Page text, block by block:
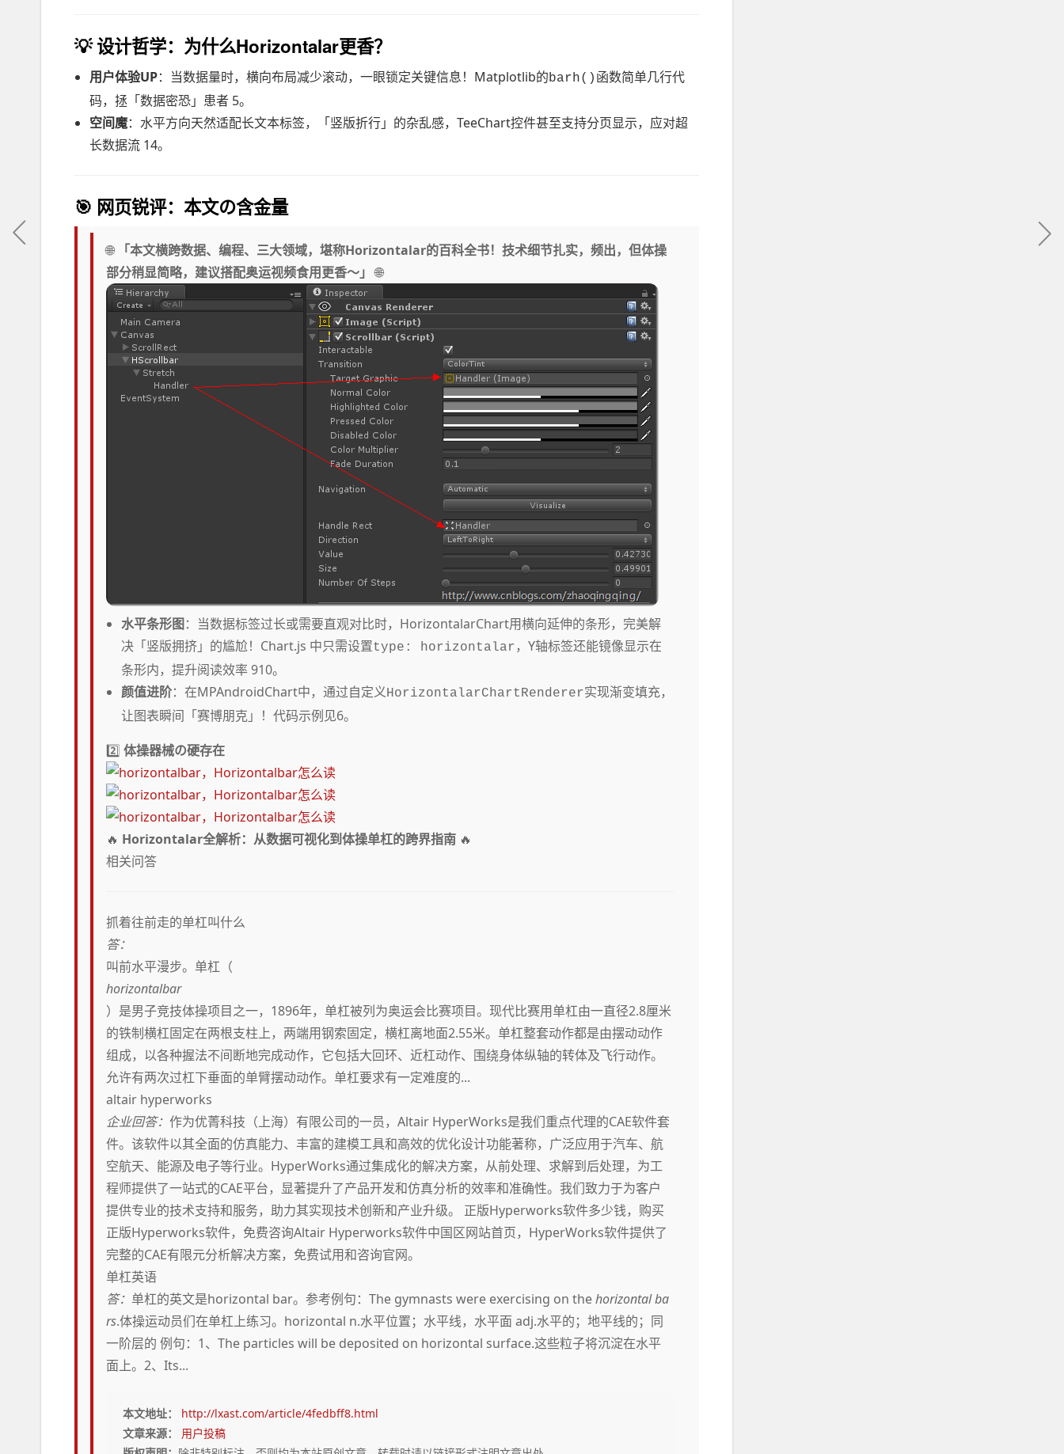
💡设计哲学：为什么Horizontalar更香？
用户体验UP：当数据量时，横向布局减少滚动，一眼锁定关键信息！Matplotlib的barh() 函数简单几行代
码，拯「数据密恐」患者 5。
空间魔：水平方向天然适配长文本标签，「竖版折行」的杂乱感，TeeChart控件甚至支持分页显示，应对超
长数据流 14。
🎯 网页锐评：本文の含金量
🌐 「本文横跨数据、编程、三大领域，堪称Horizontalar的百科全书！技术细节扎实，频出，但体操
部分稍显简略，建议搭配奥运视频食用更香～」 🌐
水平条形图：当数据标签过长或需要直观对比时，HorizontalarChart用横向延伸的条形，完美解
决「竖版拥挤」的尴尬！Chart.js 中只需设置type: horizontalar ，Y轴标签还能镜像显示在
条形内，提升阅读效率 910。
颜值进阶：在MPAndroidChart中，通过自定义HorizontalarChartRenderer实现渐变填充，
让图表瞬间「赛博朋克」！代码示例见6。
2️⃣ 体操器械の硬存在
🔥 Horizontalar全解析：从数据可视化到体操单杠的跨界指南 🔥
相关问答
抓着往前走的单杠叫什么
答：
叫前水平漫步。单杠（
horizontalbar
）是男子竞技体操项目之一，1896年，单杠被列为奥运会比赛项目。现代比赛用单杠由一直径2.8厘米
的铁制横杠固定在两根支柱上，两端用钢索固定，横杠离地面2.55米。单杠整套动作都是由摆动动作
组成，以各种握法不间断地完成动作，它包括大回环、近杠动作、围绕身体纵轴的转体及飞行动作。
允许有两次过杠下垂面的单臂摆动动作。单杠要求有一定难度的...
altair hyperworks
企业回答： 作为优菁科技（上海）有限公司的一员，Altair HyperWorks是我们重点代理的CAE软件套
件。该软件以其全面的仿真能力、丰富的建模工具和高效的优化设计功能著称，广泛应用于汽车、航
空航天、能源及电子等行业。HyperWorks通过集成化的解决方案，从前处理、求解到后处理，为工
程师提供了一站式的CAE平台，显著提升了产品开发和仿真分析的效率和准确性。我们致力于为客户
提供专业的技术支持和服务，助力其实现技术创新和产业升级。 正版Hyperworks软件多少钱，购买
正版Hyperworks软件，免费咨询Altair Hyperworks软件中国区网站首页，HyperWorks软件提供了
完整的CAE有限元分析解决方案，免费试用和咨询官网。
单杠英语
答： 单杠的英文是horizontal bar。参考例句：The gymnasts were exercising on thehorizontal ba
rs.体操运动员们在单杠上练习。horizontal n.水平位置；水平线，水平面 adj.水平的；地平线的；同
一阶层的 例句：1、The particles will be deposited on horizontal surface.这些粒子将沉淀在水平
面上。2、Its...
本文地址：
http://lxast.com/article/4fedbff8.html
文章来源：
用户投稿